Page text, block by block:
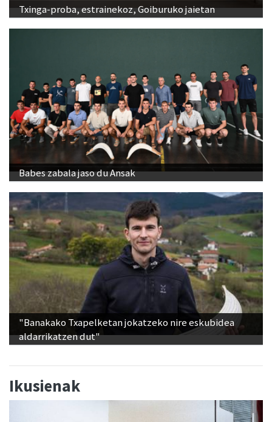
Txinga-proba, estrainekoz, Goiburuko jaietan
Babes zabala jaso du Ansak
"Banakako Txapelketan jokatzeko nire eskubidea
aldarrikatzen dut"
Ikusienak